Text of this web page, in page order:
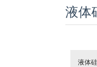
液体
液体